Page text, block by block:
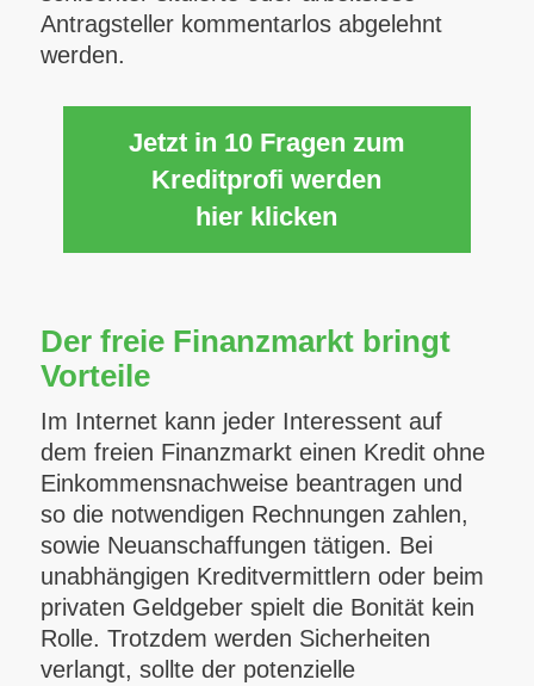
Antragsteller kommentarlos abgelehnt
werden.
Jetzt in 10 Fragen zum
Kreditprofi werden
hier klicken
Der freie Finanzmarkt bringt
Vorteile
Im Internet kann jeder Interessent auf
dem freien Finanzmarkt einen Kredit ohne
Einkommensnachweise beantragen und
so die notwendigen Rechnungen zahlen,
sowie Neuanschaffungen tätigen. Bei
unabhängigen Kreditvermittlern oder beim
privaten Geldgeber spielt die Bonität kein
Rolle. Trotzdem werden Sicherheiten
verlangt, sollte der potenzielle